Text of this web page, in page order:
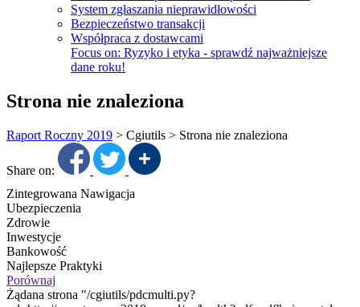
System zgłaszania nieprawidłowości
Bezpieczeństwo transakcji
Współpraca z dostawcami
Focus on: Ryzyko i etyka - sprawdź najważniejsze
dane roku!
Strona nie znaleziona
Raport Roczny 2019 > Cgiutils > Strona nie znaleziona
Share on:
Zintegrowana Nawigacja
Ubezpieczenia
Zdrowie
Inwestycje
Bankowość
Najlepsze Praktyki
Porównaj
Żądana strona "/cgiutils/pdcmulti.py?